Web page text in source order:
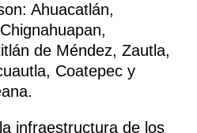
Ahuacatlán,
de Méndez, Zautla,
Coatepec y
infraestructura de los